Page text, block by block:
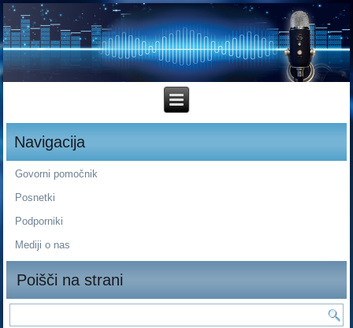
Navigacija
Govorni pomočnik
Posnetki
Podporniki
Mediji o nas
Poišči na strani